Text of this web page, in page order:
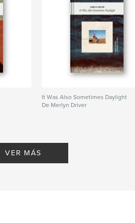
It Was Also Sometimes Daylight
De Merlyn Driver
VER MÁS